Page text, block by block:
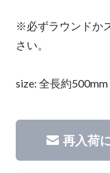
※必ずラウンドか
さい。
size: 全長約500mm
再入荷